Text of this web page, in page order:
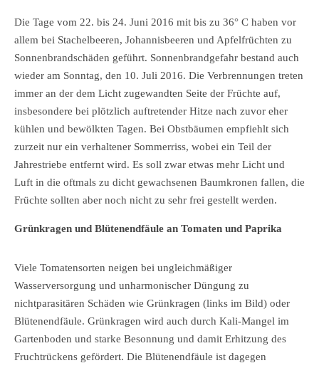
Die Tage vom 22. bis 24. Juni 2016 mit bis zu 36° C haben vor
allem bei Stachelbeeren, Johannisbeeren und Apfelfrüchten zu
Sonnenbrandschäden geführt. Sonnenbrandgefahr bestand auch
wieder am Sonntag, den 10. Juli 2016. Die Verbrennungen treten
immer an der dem Licht zugewandten Seite der Früchte auf,
insbesondere bei plötzlich auftretender Hitze nach zuvor eher
kühlen und bewölkten Tagen. Bei Obstbäumen empfiehlt sich
zurzeit nur ein verhaltener Sommerriss, wobei ein Teil der
Jahrestriebe entfernt wird. Es soll zwar etwas mehr Licht und
Luft in die oftmals zu dicht gewachsenen Baumkronen fallen, die
Früchte sollten aber noch nicht zu sehr frei gestellt werden.
Grünkragen und Blütenendfäule an Tomaten und Paprika
Viele Tomatensorten neigen bei ungleichmäßiger
Wasserversorgung und unharmonischer Düngung zu
nichtparasitären Schäden wie Grünkragen (links im Bild) oder
Blütenendfäule. Grünkragen wird auch durch Kali-Mangel im
Gartenboden und starke Besonnung und damit Erhitzung des
Fruchtrückens gefördert. Die Blütenendfäule ist dagegen